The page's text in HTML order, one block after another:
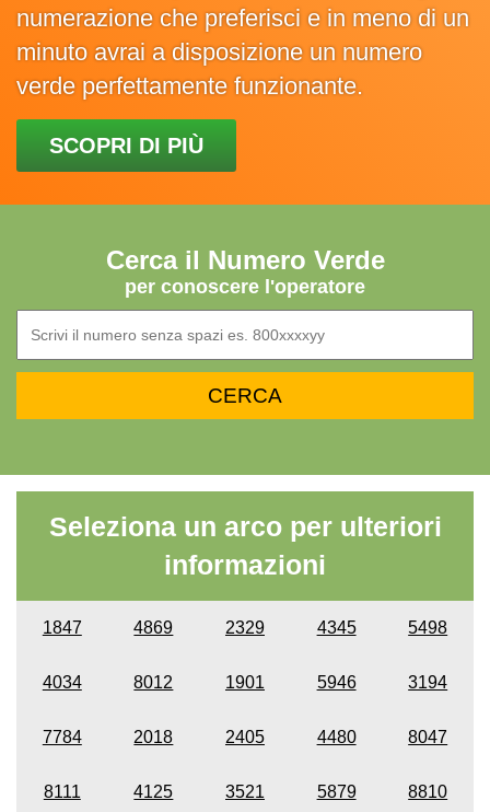
numerazione che preferisci e in meno di un
minuto avrai a disposizione un numero
verde perfettamente funzionante.
SCOPRI DI PIÙ
Cerca il Numero Verde
per conoscere l'operatore
Seleziona un arco per ulteriori
informazioni
1847 4869 2329 4345 5498
4034 8012 1901 5946 3194
7784 2018 2405 4480 8047
8111 4125 3521 5879 8810